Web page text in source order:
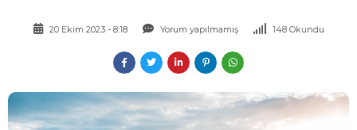
20 Ekim 2023 - 8:18 Yorum yapılmamış 148 Okundu